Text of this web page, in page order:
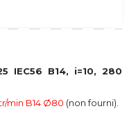
IEC56 B14, i=10, 280
min B14 Ø80 (non fourni).